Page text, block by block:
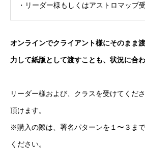
・リーダー様もしくはアストロマップ
オンラインでクライアント様にそのまま
力して紙版として渡すことも、状況に合
リーダー様および、クラスを受けてくだ
頂けます。
※購入の際は、署名パターンを１〜３ま
ください。